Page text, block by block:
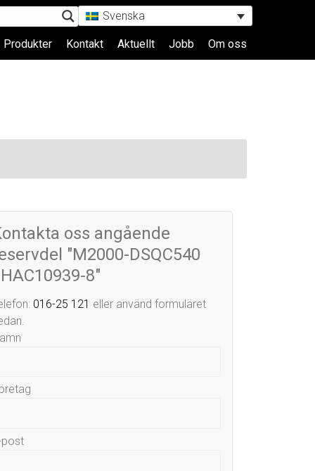
Svenska
Produkter Kontakt Aktuellt Jobb Om oss
oss angående
"M2000-DSQC540
8"
016-25 121 eller använd formuläret
post